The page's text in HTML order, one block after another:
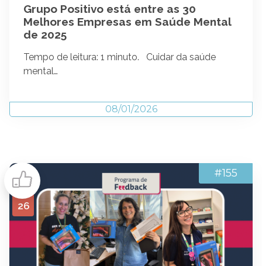
Grupo Positivo está entre as 30
Melhores Empresas em Saúde Mental
de 2025
Tempo de leitura: 1 minuto. Cuidar da saúde
mental…
08/01/2026
26
#155